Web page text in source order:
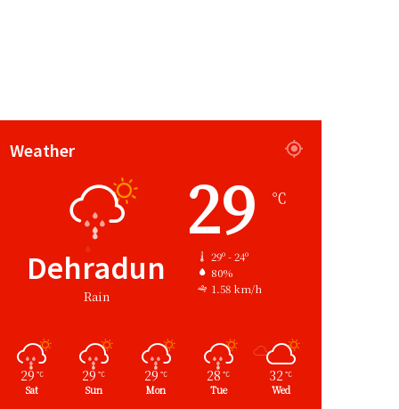
Weather
Dehradun
Rain
29 ℃
29º - 24º
80%
1.58 km/h
29 ℃
Sat
29 ℃
Sun
29 ℃
Mon
28 ℃
Tue
32 ℃
Wed